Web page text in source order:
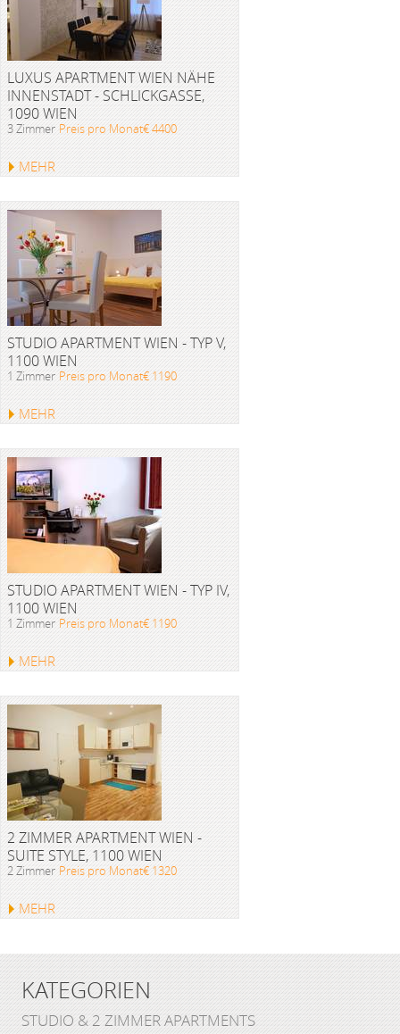
LUXUS APARTMENT WIEN NÄHE
INNENSTADT - SCHLICKGASSE,
1090 WIEN
3 Zimmer Preis pro Monat€ 4400
MEHR
STUDIO APARTMENT WIEN - TYP V,
1100 WIEN
1 Zimmer Preis pro Monat€ 1190
MEHR
STUDIO APARTMENT WIEN - TYP IV,
1100 WIEN
1 Zimmer Preis pro Monat€ 1190
MEHR
2 ZIMMER APARTMENT WIEN -
SUITE STYLE, 1100 WIEN
2 Zimmer Preis pro Monat€ 1320
MEHR
KATEGORIEN
STUDIO & 2 ZIMMER APARTMENTS